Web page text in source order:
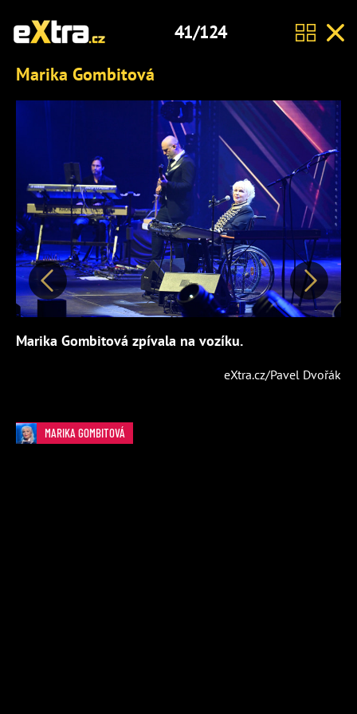
41/124
Marika Gombitová
Předchozí Další
Marika Gombitová zpívala na vozíku.
eXtra.cz/Pavel Dvořák
MARIKA GOMBITOVÁ